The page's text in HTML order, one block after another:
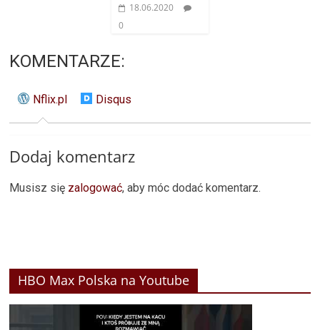
18.06.2020
0
KOMENTARZE:
Nflix.pl Disqus
Dodaj komentarz
Musisz się zalogować, aby móc dodać komentarz.
HBO Max Polska na Youtube